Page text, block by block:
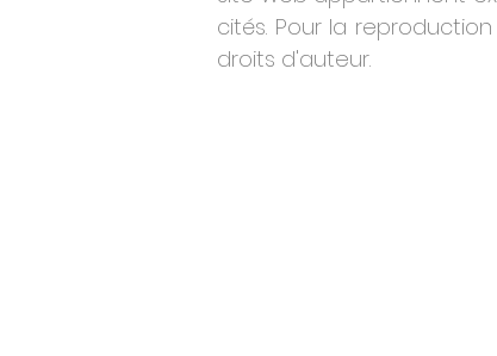
cités. Pour la
droits d'auteur.